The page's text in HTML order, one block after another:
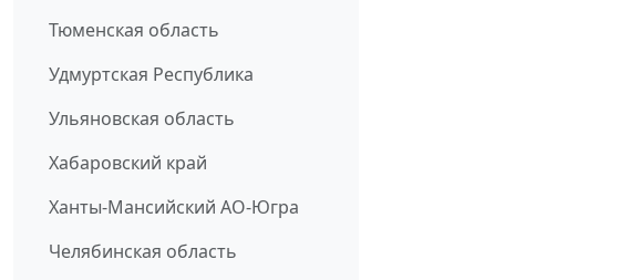
Тюменская область
Удмуртская Республика
Ульяновская область
Хабаровский край
Ханты-Мансийский АО-Югра
Челябинская область